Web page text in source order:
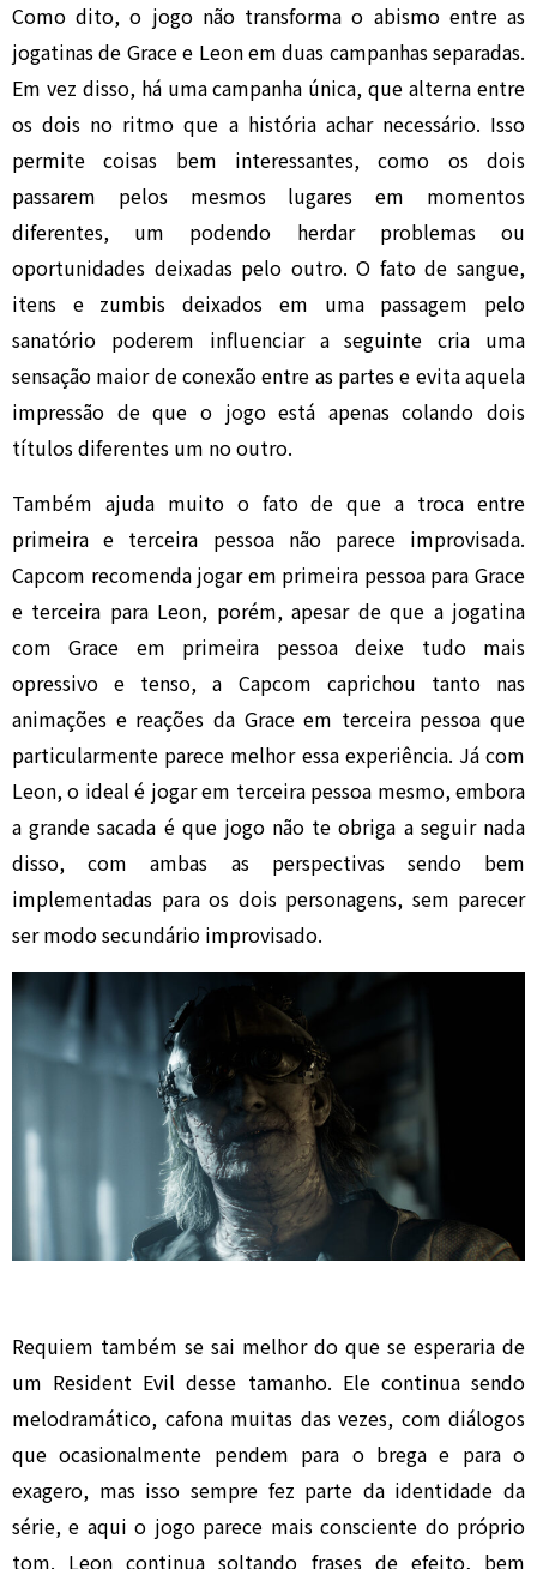
Como dito, o jogo não transforma o abismo entre as
jogatinas de Grace e Leon em duas campanhas separadas.
Em vez disso, há uma campanha única, que alterna entre
os dois no ritmo que a história achar necessário. Isso
permite coisas bem interessantes, como os dois
passarem pelos mesmos lugares em momentos
diferentes, um podendo herdar problemas ou
oportunidades deixadas pelo outro. O fato de sangue,
itens e zumbis deixados em uma passagem pelo
sanatório poderem influenciar a seguinte cria uma
sensação maior de conexão entre as partes e evita aquela
impressão de que o jogo está apenas colando dois
títulos diferentes um no outro.
Também ajuda muito o fato de que a troca entre
primeira e terceira pessoa não parece improvisada.
Capcom recomenda jogar em primeira pessoa para Grace
e terceira para Leon, porém, apesar de que a jogatina
com Grace em primeira pessoa deixe tudo mais
opressivo e tenso, a Capcom caprichou tanto nas
animações e reações da Grace em terceira pessoa que
particularmente parece melhor essa experiência. Já com
Leon, o ideal é jogar em terceira pessoa mesmo, embora
a grande sacada é que jogo não te obriga a seguir nada
disso, com ambas as perspectivas sendo bem
implementadas para os dois personagens, sem parecer
ser modo secundário improvisado.
Requiem também se sai melhor do que se esperaria de
um Resident Evil desse tamanho. Ele continua sendo
melodramático, cafona muitas das vezes, com diálogos
que ocasionalmente pendem para o brega e para o
exagero, mas isso sempre fez parte da identidade da
série, e aqui o jogo parece mais consciente do próprio
tom. Leon continua soltando frases de efeito, bem